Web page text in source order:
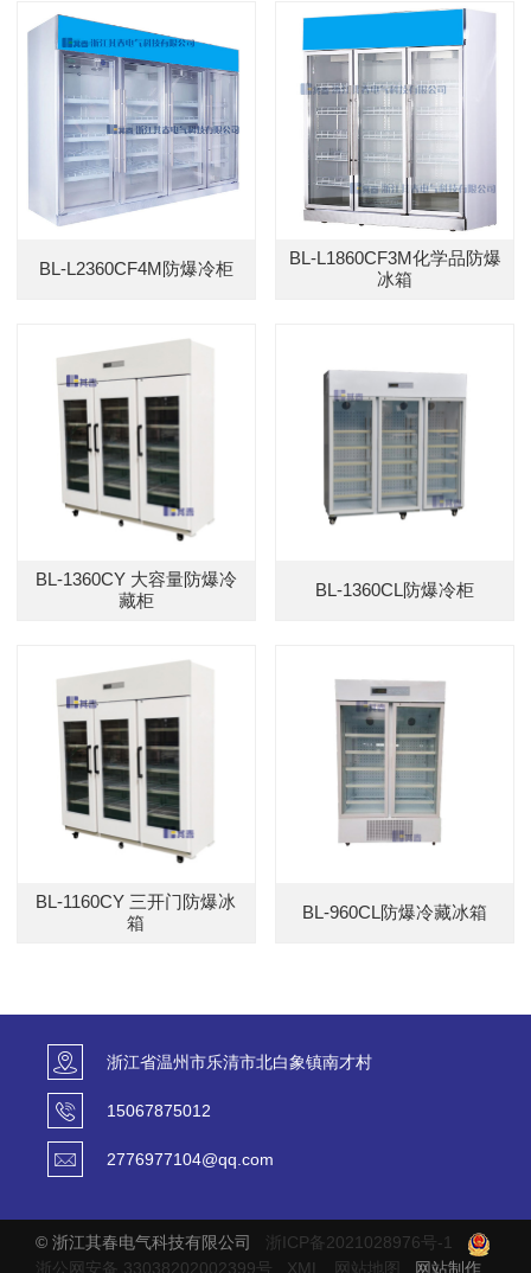
BL-L2360CF4M防爆冷柜
BL-L1860CF3M化学品防爆
冰箱
BL-1360CY 大容量防爆冷
藏柜
BL-1360CL防爆冷柜
BL-1160CY 三开门防爆冰
箱
BL-960CL防爆冷藏冰箱
浙江省温州市乐清市北白象镇南才村
15067875012
2776977104@qq.com
© 浙江其春电气科技有限公司 浙ICP备2021028976号-1
浙公网安备 33038202002399号
XML 网站地图 网站制作